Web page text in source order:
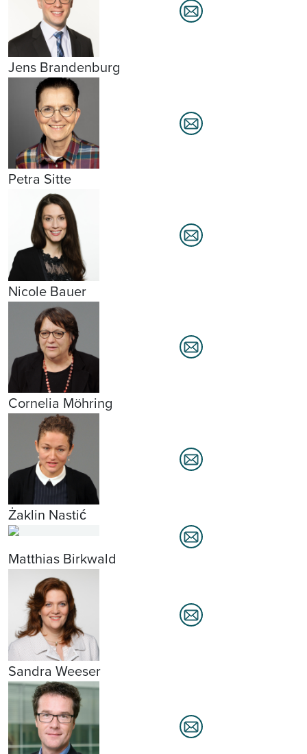
Jens Brandenburg
Petra Sitte
Nicole Bauer
Cornelia Möhring
Żaklin Nastić
Matthias Birkwald
Sandra Weeser